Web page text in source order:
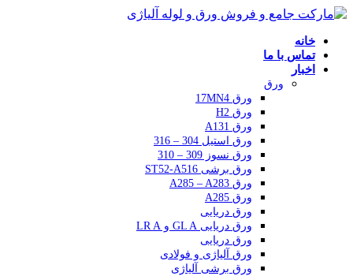
خانه
تماس با ما
اخبار
ورق
ورق 17MN4
ورق H2
ورق A131
ورق استیل 304 – 316
ورق نسوز 309 – 310
ورق برشی ST52-A516
ورق A285 – A283
ورق A285
ورق دریایی
ورق دریایی GL A و LR A
ورق دریایی
ورق آلیاژی و فولادی
ورق برشی آلیاژی